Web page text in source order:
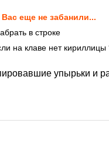
Вас еще не забанили...
в строке
на клаве нет кириллицы
упырьки и